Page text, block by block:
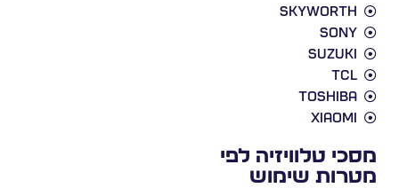
Skyworth
Sony
Suzuki
TCL
Toshiba
Xiaomi
מסכי טלוויזיה לפי
מטרות שימוש